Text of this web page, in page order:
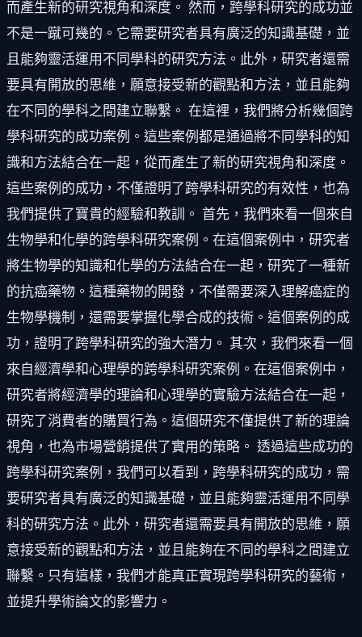
而產生新的研究視角和深度。 然而，跨學科研究的成功並
不是一蹴可幾的。它需要研究者具有廣泛的知識基礎，並
且能夠靈活運用不同學科的研究方法。此外，研究者還需
要具有開放的思維，願意接受新的觀點和方法，並且能夠
在不同的學科之間建立聯繫。 在這裡，我們將分析幾個跨
學科研究的成功案例。這些案例都是通過將不同學科的知
識和方法結合在一起，從而產生了新的研究視角和深度。
這些案例的成功，不僅證明了跨學科研究的有效性，也為
我們提供了寶貴的經驗和教訓。 首先，我們來看一個來自
生物學和化學的跨學科研究案例。在這個案例中，研究者
將生物學的知識和化學的方法結合在一起，研究了一種新
的抗癌藥物。這種藥物的開發，不僅需要深入理解癌症的
生物學機制，還需要掌握化學合成的技術。這個案例的成
功，證明了跨學科研究的強大潛力。 其次，我們來看一個
來自經濟學和心理學的跨學科研究案例。在這個案例中，
研究者將經濟學的理論和心理學的實驗方法結合在一起，
研究了消費者的購買行為。這個研究不僅提供了新的理論
視角，也為市場營銷提供了實用的策略。 透過這些成功的
跨學科研究案例，我們可以看到，跨學科研究的成功，需
要研究者具有廣泛的知識基礎，並且能夠靈活運用不同學
科的研究方法。此外，研究者還需要具有開放的思維，願
意接受新的觀點和方法，並且能夠在不同的學科之間建立
聯繫。只有這樣，我們才能真正實現跨學科研究的藝術，
並提升學術論文的影響力。